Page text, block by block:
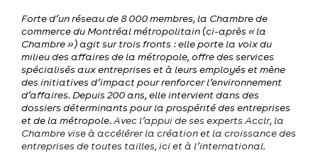
Forte d’un réseau de 8 000 membres, la Chambre de
commerce du Montréal métropolitain (ci-après « la
Chambre ») agit sur trois fronts : elle porte la voix du
milieu des affaires de la métropole, offre des services
spécialisés aux entreprises et à leurs employés et mène
des initiatives d’impact pour renforcer l’environnement
d’affaires. Depuis 200 ans, elle intervient dans des
dossiers déterminants pour la prospérité des entreprises
et de la métropole. Avec l’appui de ses experts Acclr, la
Chambre vise à accélérer la création et la croissance des
entreprises de toutes tailles, ici et à l’international.